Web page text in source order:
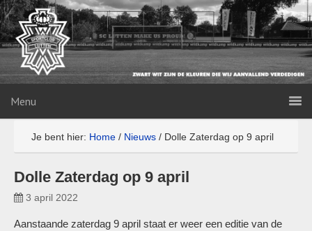
Menu
Je bent hier: Home / Nieuws / Dolle Zaterdag op 9 april
Dolle Zaterdag op 9 april
3 april 2022
Aanstaande zaterdag 9 april staat er weer een editie van de